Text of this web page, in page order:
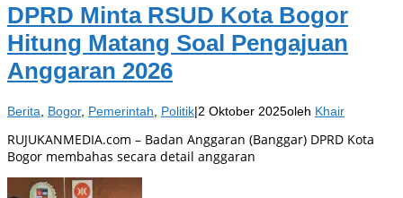
DPRD Minta RSUD Kota Bogor
Hitung Matang Soal Pengajuan
Anggaran 2026
Berita Bogor, Pemerintah Politik|2 Oktober 2025oleh Khair
RUJUKANMEDIA.com – Badan Anggaran (Banggar) DPRD Kota
Bogor membahas secara detail anggaran